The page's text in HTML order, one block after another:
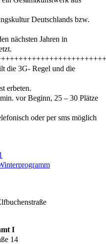
Deutschlands bzw.
nächsten Jahren in
die 3G- Regel und die
erbeten.
vor Beginn, 25 – 30 Plätze
oder per sms möglich
I
14